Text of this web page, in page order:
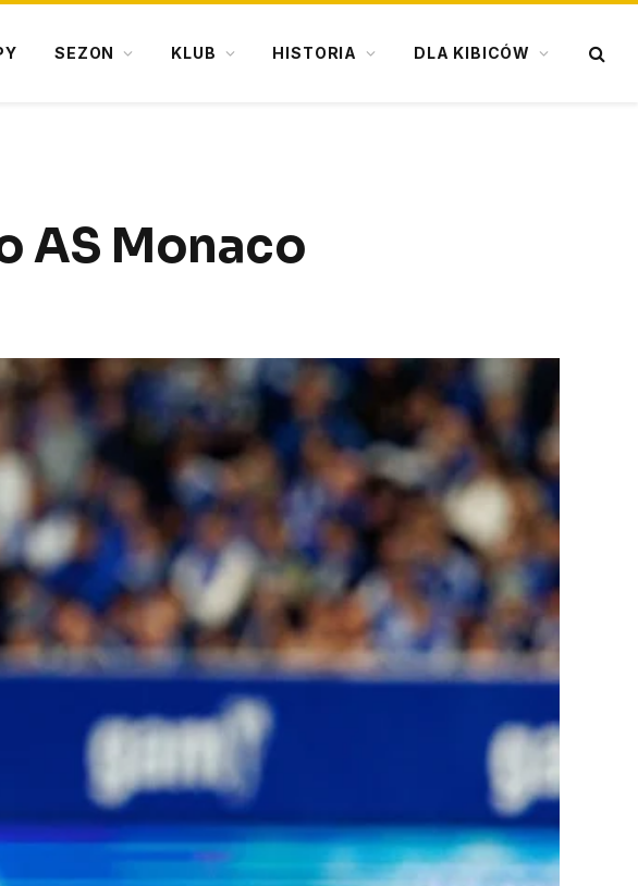
SEZON KLUB HISTORIA DLA KIBICÓW
AS Monaco